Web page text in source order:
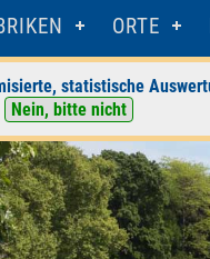
ORTE
statistische
Nein, bitte nicht